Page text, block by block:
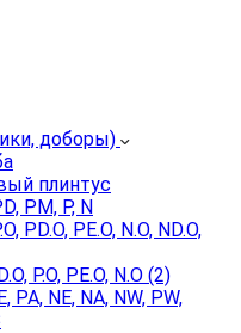
доборы)
плинтус
PM, P, N
PD.O, PE.O, N.O, ND.O,
P.O, PE.O, N.O (2)
NE, NA, NW, PW,